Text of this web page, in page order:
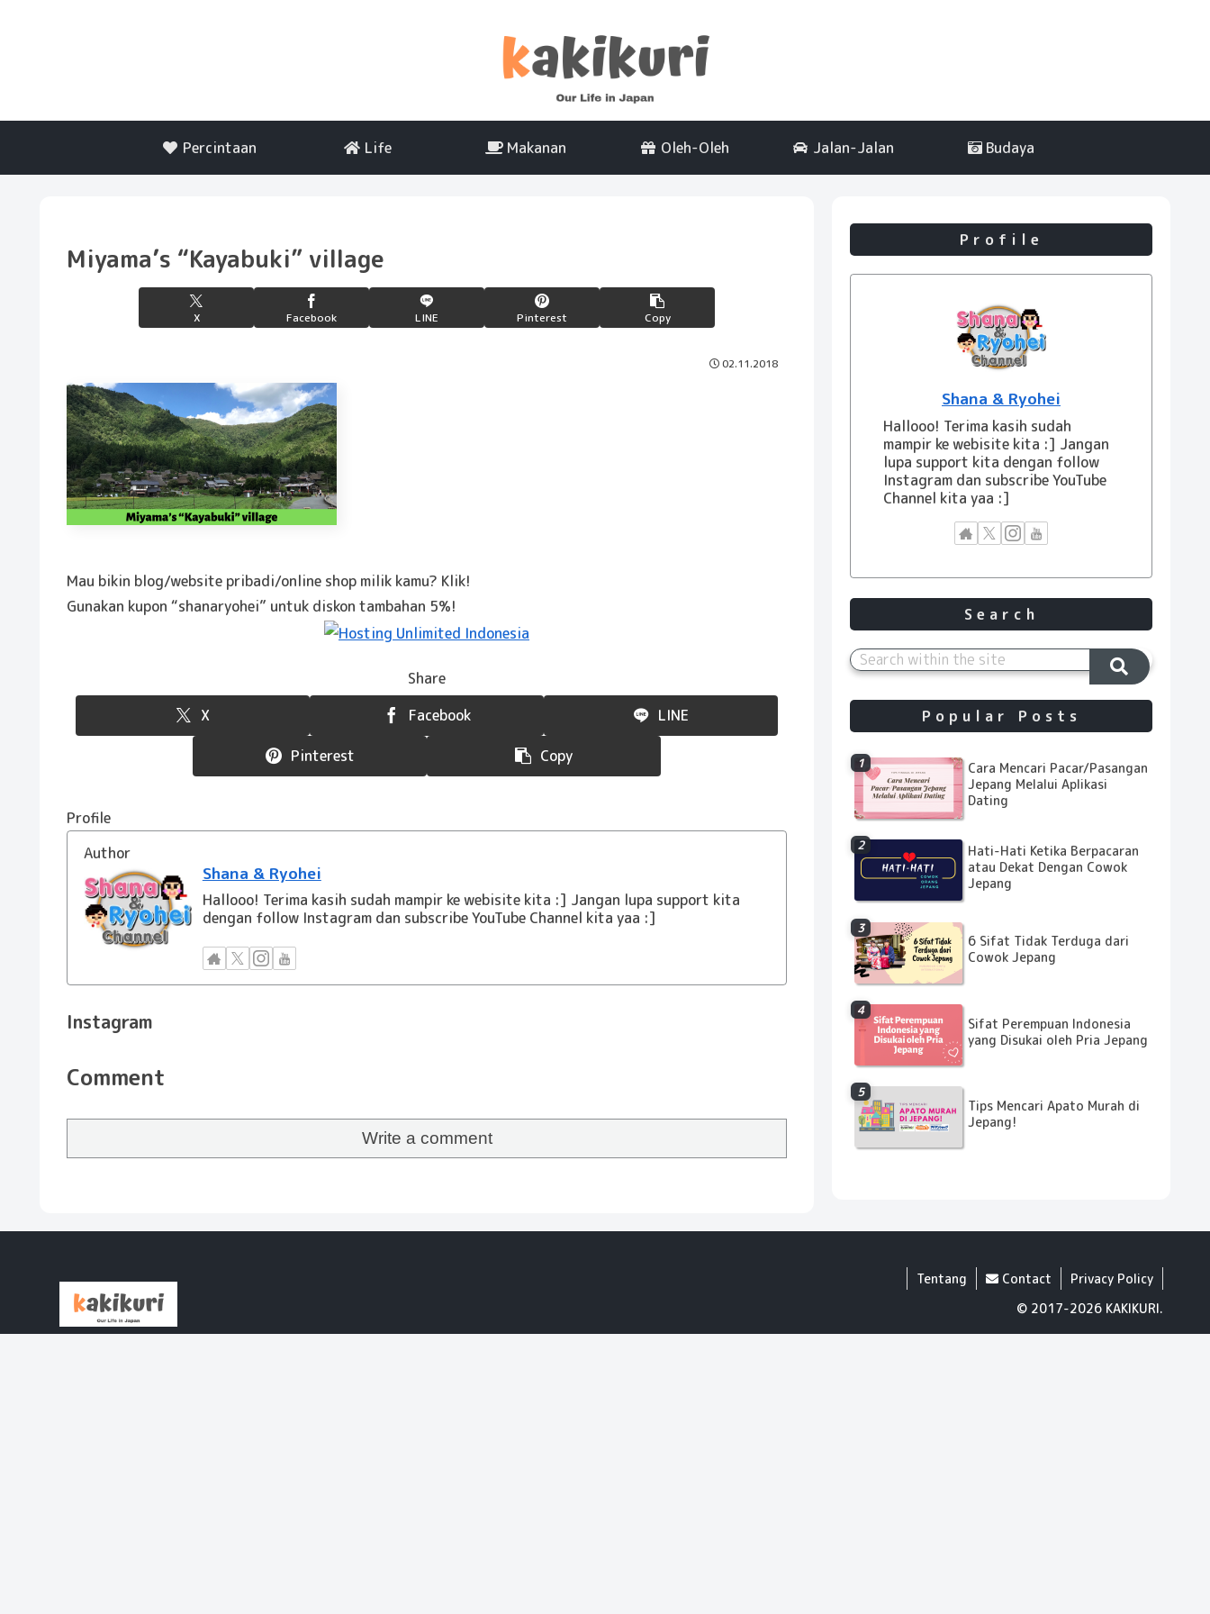
Percintaan Life Makanan Oleh-Oleh Jalan-Jalan Budaya
Miyama’s “Kayabuki” village
X Facebook LINE Pinterest Copy
02.11.2018
Mau bikin blog/website pribadi/online shop milik kamu? Klik!
Gunakan kupon “shanaryohei” untuk diskon tambahan 5%!
Share
X
Facebook LINE
Pinterest Copy
Profile
Author
Shana & Ryohei
Hallooo! Terima kasih sudah mampir ke webisite kita :] Jangan lupa support kita
dengan follow Instagram dan subscribe YouTube Channel kita yaa :]
Instagram
Comment
Write a comment
Profile
Shana & Ryohei
Hallooo! Terima kasih sudah
mampir ke webisite kita :] Jangan
lupa support kita dengan follow
Instagram dan subscribe YouTube
Channel kita yaa :]
Search
Popular Posts
Cara Mencari Pacar/Pasangan
Jepang Melalui Aplikasi
Dating
Hati-Hati Ketika Berpacaran
atau Dekat Dengan Cowok
Jepang
6 Sifat Tidak Terduga dari
Cowok Jepang
Sifat Perempuan Indonesia
yang Disukai oleh Pria Jepang
Tips Mencari Apato Murah di
Jepang!
Tentang Contact
Privacy Policy
© 2017-2026 KAKIKURI.